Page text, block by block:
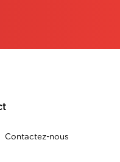
Contactez-nous